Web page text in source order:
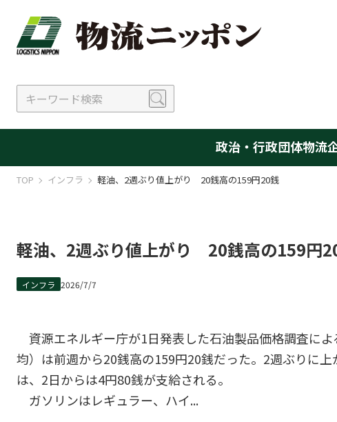
政治・行政団体物流
TOP インフラ 軽油、2週ぶり値上がり 20銭高の159円20銭
軽油、2週ぶり値上がり 20銭高の159円
インフラ 2026/7/7
資源エネルギー庁が1日発表した石油製品価格調査に
均）は前週から20銭高の159円20銭だった。2週ぶりに
は、2日からは4円80銭が支給される。
ガソリンはレギュラー、ハイ...